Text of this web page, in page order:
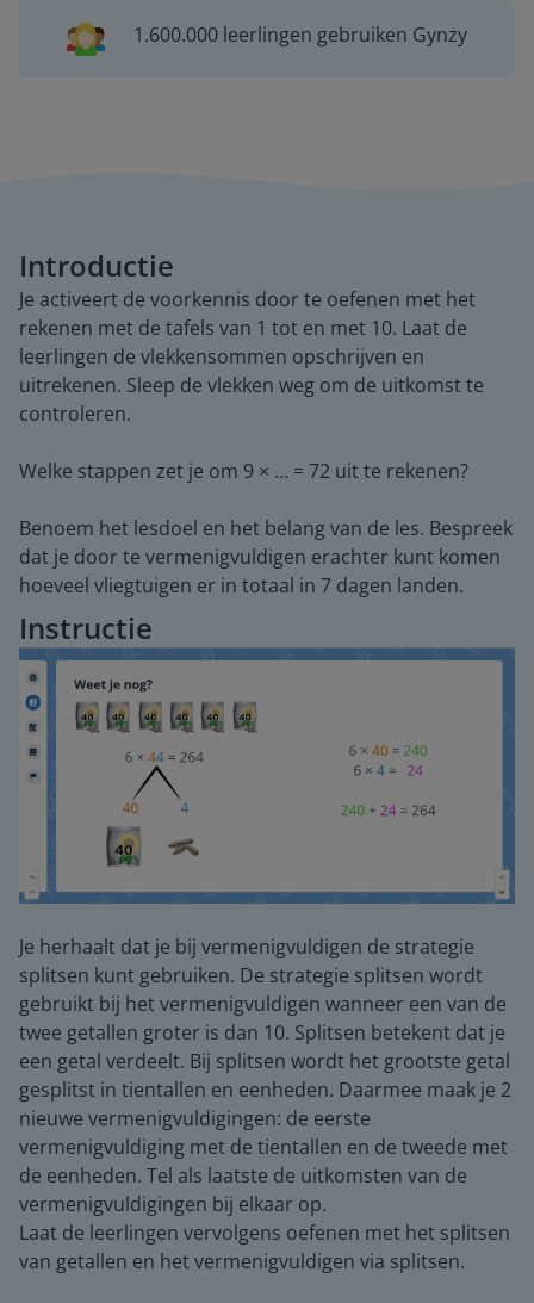
1.600.000 leerlingen gebruiken Gynzy
Introductie
Je activeert de voorkennis door te oefenen met het
rekenen met de tafels van 1 tot en met 10. Laat de
leerlingen de vlekkensommen opschrijven en
uitrekenen. Sleep de vlekken weg om de uitkomst te
controleren.
Welke stappen zet je om 9 × … = 72 uit te rekenen?
Benoem het lesdoel en het belang van de les. Bespreek
dat je door te vermenigvuldigen erachter kunt komen
hoeveel vliegtuigen er in totaal in 7 dagen landen.
Instructie
Je herhaalt dat je bij vermenigvuldigen de strategie
splitsen kunt gebruiken. De strategie splitsen wordt
gebruikt bij het vermenigvuldigen wanneer een van de
twee getallen groter is dan 10. Splitsen betekent dat je
een getal verdeelt. Bij splitsen wordt het grootste getal
gesplitst in tientallen en eenheden. Daarmee maak je 2
nieuwe vermenigvuldigingen: de eerste
vermenigvuldiging met de tientallen en de tweede met
de eenheden. Tel als laatste de uitkomsten van de
vermenigvuldigingen bij elkaar op.
Laat de leerlingen vervolgens oefenen met het splitsen
van getallen en het vermenigvuldigen via splitsen.